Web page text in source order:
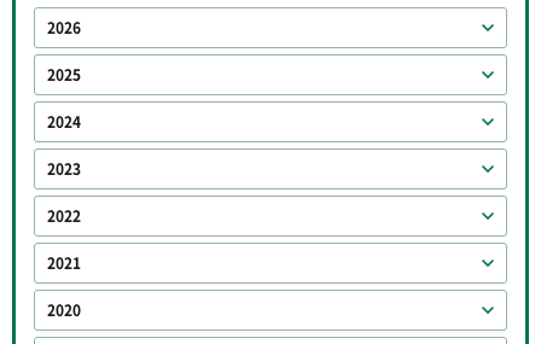
2026
2025
2024
2023
2022
2021
2020